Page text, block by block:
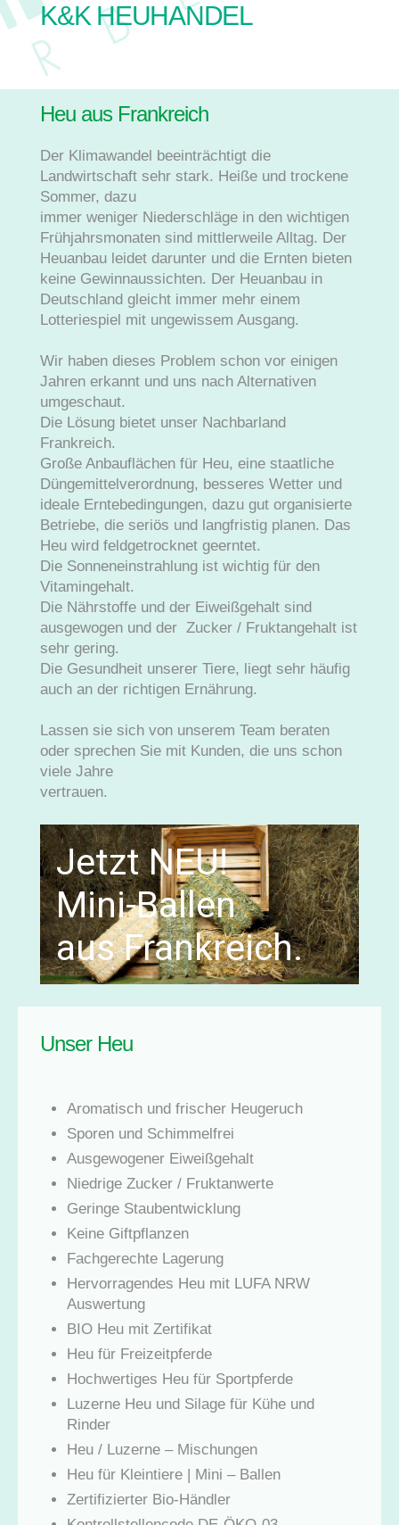
K&K HEUHANDEL
Heu aus Frankreich
Der Klimawandel beeinträchtigt die
Landwirtschaft sehr stark. Heiße und trockene
Sommer, dazu
immer weniger Niederschläge in den wichtigen
Frühjahrsmonaten sind mittlerweile Alltag. Der
Heuanbau leidet darunter und die Ernten bieten
keine Gewinnaussichten. Der Heuanbau in
Deutschland gleicht immer mehr einem
Lotteriespiel mit ungewissem Ausgang.
Wir haben dieses Problem schon vor einigen
Jahren erkannt und uns nach Alternativen
umgeschaut.
Die Lösung bietet unser Nachbarland
Frankreich.
Große Anbauflächen für Heu, eine staatliche
Düngemittelverordnung, besseres Wetter und
ideale Erntebedingungen, dazu gut organisierte
Betriebe, die seriös und langfristig planen. Das
Heu wird feldgetrocknet geerntet.
Die Sonneneinstrahlung ist wichtig für den
Vitamingehalt.
Die Nährstoffe und der Eiweißgehalt sind
ausgewogen und der Zucker / Fruktangehalt ist
sehr gering.
Die Gesundheit unserer Tiere, liegt sehr häufig
auch an der richtigen Ernährung.
Lassen sie sich von unserem Team beraten
oder sprechen Sie mit Kunden, die uns schon
viele Jahre
vertrauen.
Unser Heu
Aromatisch und frischer Heugeruch
Sporen und Schimmelfrei
Ausgewogener Eiweißgehalt
Niedrige Zucker / Fruktanwerte
Geringe Staubentwicklung
Keine Giftpflanzen
Fachgerechte Lagerung
Hervorragendes Heu mit LUFA NRW
Auswertung
BIO Heu mit Zertifikat
Heu für Freizeitpferde
Hochwertiges Heu für Sportpferde
Luzerne Heu und Silage für Kühe und
Rinder
Heu / Luzerne – Mischungen
Heu für Kleintiere | Mini – Ballen
Zertifizierter Bio-Händler